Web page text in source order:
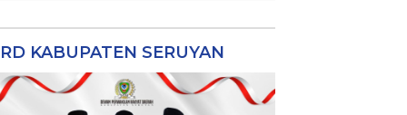
KABUPATEN SERUYAN